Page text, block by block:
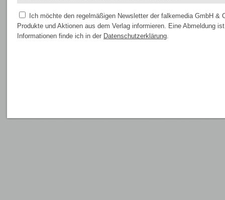
Ich möchte den regelmäßigen Newsletter der falkemedia GmbH &
Produkte und Aktionen aus dem Verlag informieren. Eine Abmeldung
Informationen finde ich in der Datenschutzerklärung.